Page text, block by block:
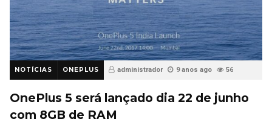
NOTÍCIAS ONEPLUS administrador 9 anos ago 56
OnePlus 5 será lançado dia 22 de junho
com 8GB de RAM